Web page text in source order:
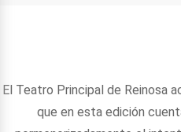
El Teatro Principal de Reinosa
que en esta edición